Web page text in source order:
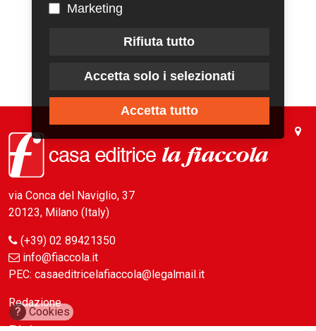
via Conca del Naviglio, 37
20123, Milano (Italy)
(+39) 02 89421350
info@fiaccola.it
PEC: casaeditricelafiaccola@legalmail.it
Redazione
? Cookies
Marketing
Rifiuta tutto
Accetta solo i selezionati
Accetta tutto